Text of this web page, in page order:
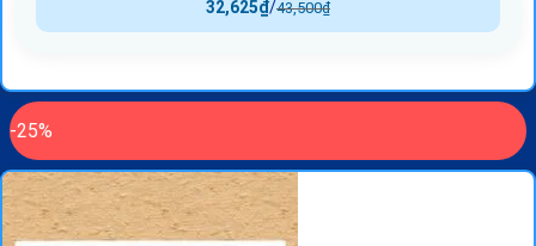
43,500₫
/
32,625₫
-25%